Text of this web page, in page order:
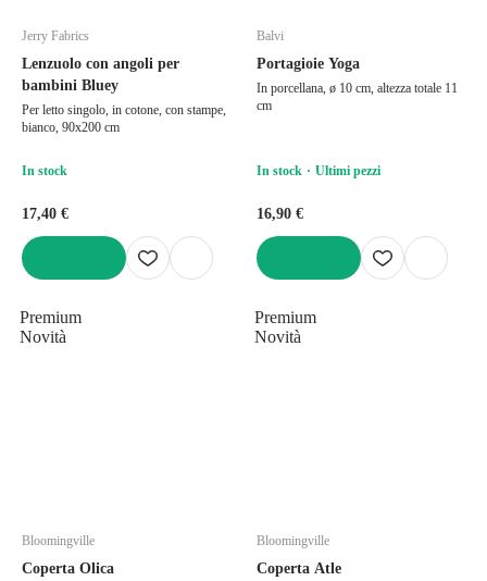
Jerry Fabrics
Lenzuolo con angoli per
bambini Bluey
Per letto singolo, in cotone, con stampe,
bianco, 90x200 cm
In stock
17,40 €
Balvi
Portagioie Yoga
In porcellana, ø 10 cm, altezza totale 11
cm
In stock Ultimi pezzi
16,90 €
Premium
Novità
Bloomingville
Coperta Olica
Premium
Novità
Bloomingville
Coperta Atle